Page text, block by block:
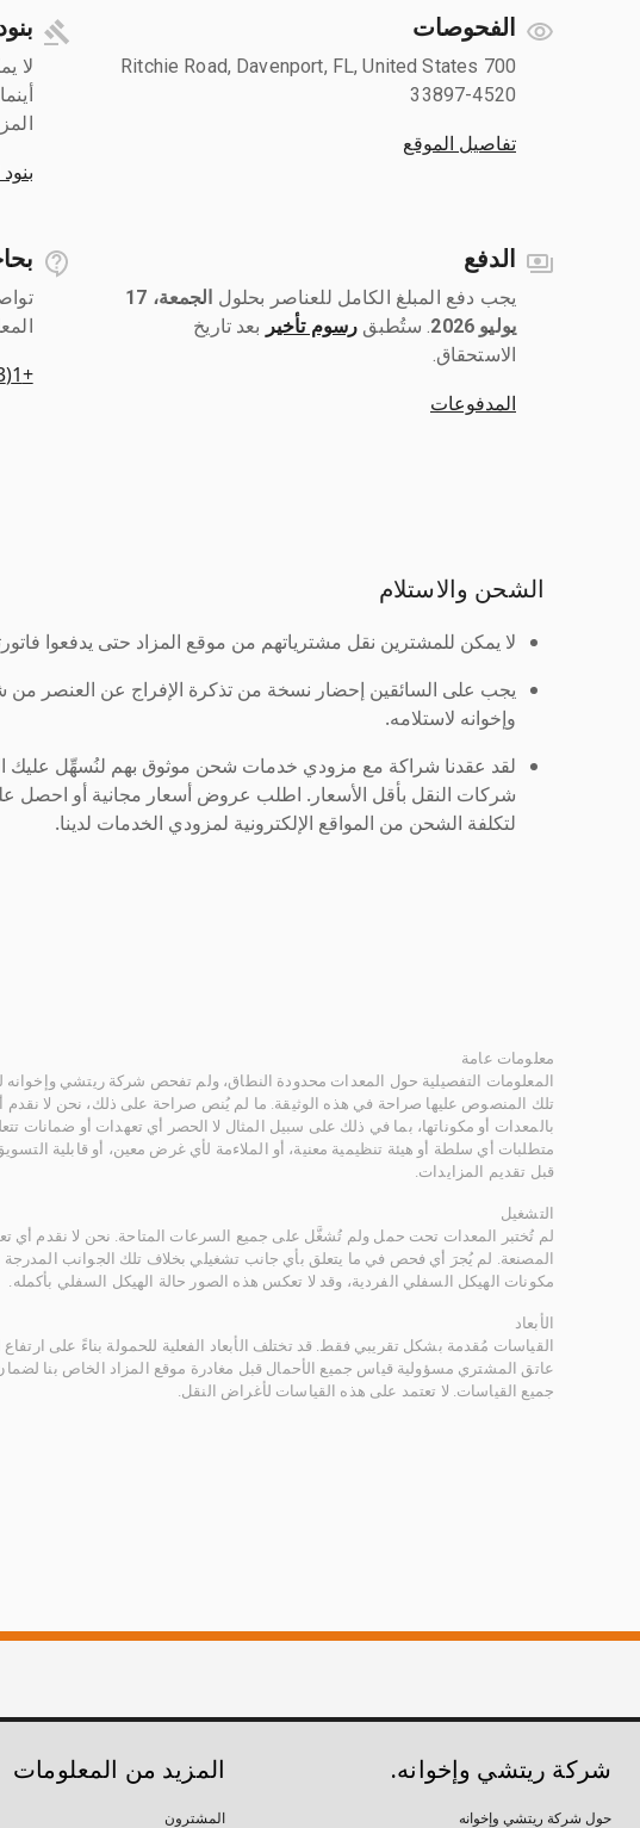
الفحوصات
700 Ritchie Road, Davenport, FL, United States
33897-4520
تفاصيل الموقع
لا
الدفع
يجب دفع المبلغ الكامل للعناصر بحلول ‎
الجمعة، 17
يوليو 2026
رسوم تأخير بعد تاريخ
الاستحقاق.
المدفوعات
+1(863) 420-9919
الشحن والاستلام
لا يمكن للمشترين نقل مشترياتهم من موقع المزاد حتى يدفعوا
يجب على السائقين إحضار نسخة من تذكرة الإفراج عن العنصر
وإخوانه لاستلامه.
لقد عقدنا شراكة مع مزودي خدمات شحن موثوق بهم لنُسهِّل عليك
شركات النقل بأقل الأسعار. اطلب عروض أسعار مجانية أو احصل
لتكلفة الشحن من المواقع الإلكترونية لمزودي الخدمات لدينا.
معلومات عامة
المعلومات التفصيلية حول المعدات محدودة النطاق، ولم تفحص شركة ريتشي
تلك المنصوص عليها صراحة في هذه الوثيقة. ما لم يُنص صراحة على ذلك، نحن لا نقدم
بالمعدات أو مكوناتها، بما في ذلك على سبيل المثال لا الحصر أي تعهدات أو ضمانات
متطلبات أي سلطة أو هيئة تنظيمية معنية، أو الملاءمة لأي غرض معين، أو قابلية
قبل تقديم المزايدات.
التشغيل
لم تُختبر المعدات تحت حمل ولم تُشغَّل على جميع السرعات المتاحة. نحن لا نقدم
المصنعة. لم يُجرَ أي فحص في ما يتعلق بأي جانب تشغيلي بخلاف تلك الجوانب
مكونات الهيكل السفلي الفردية، وقد لا تعكس هذه الصور حالة الهيكل السفلي بأكمله.
الأبعاد
القياسات مُقدمة بشكل تقريبي فقط. قد تختلف الأبعاد الفعلية للحمولة بناءً على
عاتق المشتري مسؤولية قياس جميع الأحمال قبل مغادرة موقع المزاد الخاص بنا
جميع القياسات. لا تعتمد على هذه القياسات لأغراض النقل.
شركة ريتشي وإخوانه.
حول شركة ريتشي وإخوانه
المزيد من المعلومات
المشترون